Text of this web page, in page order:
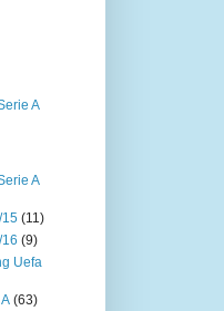
A
A
15 (11)
(9)
Uefa
(63)